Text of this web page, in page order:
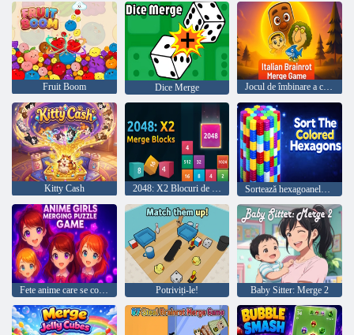
Fruit Boom Dice Merge Jocul de îmbinare a creierului italian
Kitty Cash 2048: X2 Blocuri de îmbinare Sortează hexagoanele colorate
Potriviți-le! Baby Sitter: Merge 2